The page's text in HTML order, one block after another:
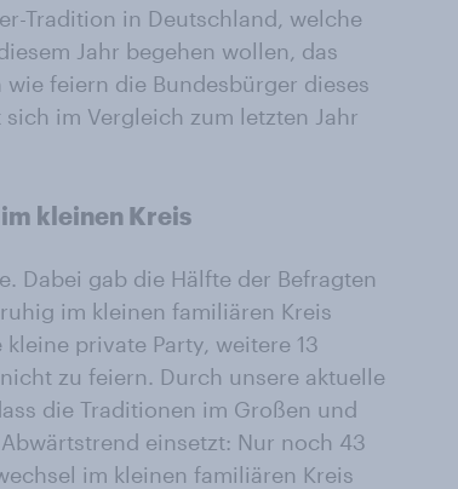
Tradition in Deutschland, welche
Jahr begehen wollen, das
feiern die Bundesbürger dieses
im Vergleich zum letzten Jahr
kleinen Kreis
Dabei gab die Hälfte der Befragten
im kleinen familiären Kreis
private Party, weitere 13
zu feiern. Durch unsere aktuelle
die Traditionen im Großen und
einsetzt: Nur noch 43
im kleinen familiären Kreis